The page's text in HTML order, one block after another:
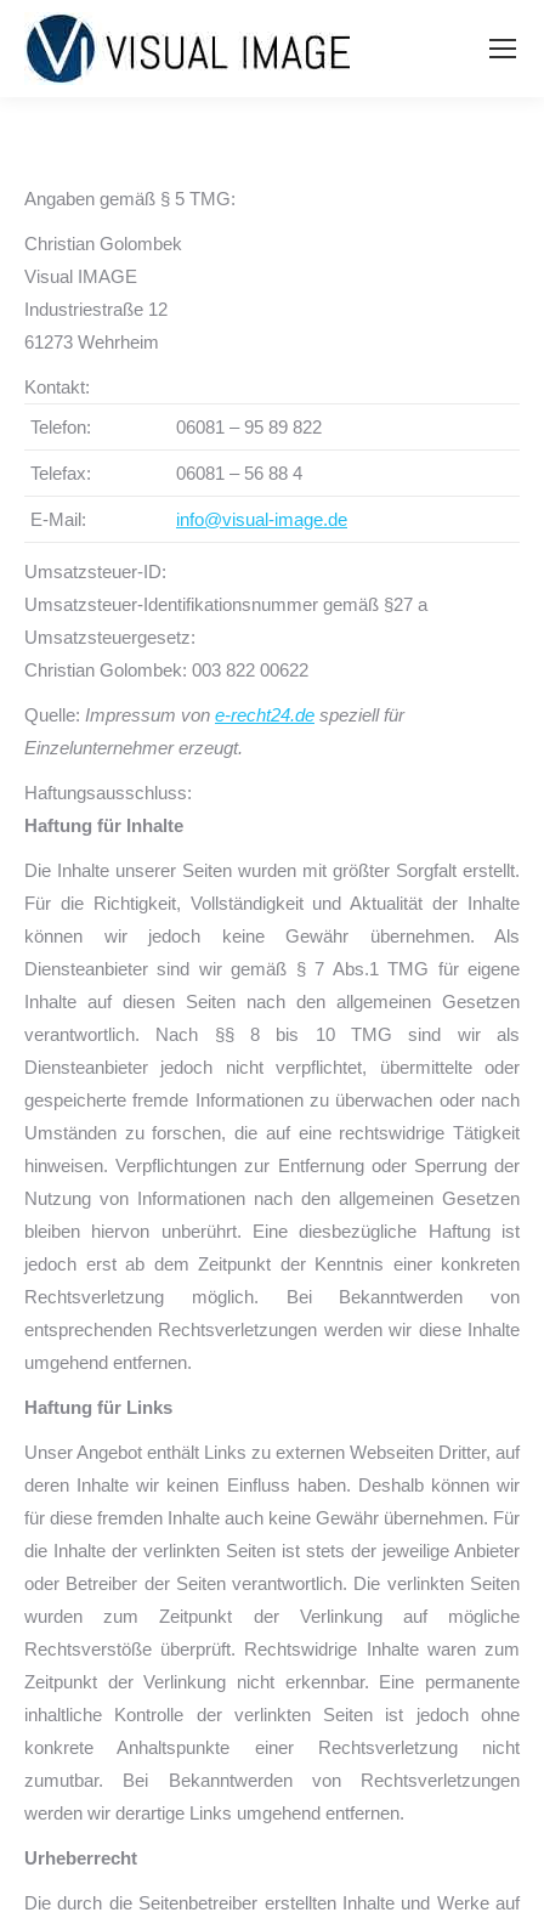
Angaben gemäß § 5 TMG:
Christian Golombek
Visual IMAGE
Industriestraße 12
61273 Wehrheim
Kontakt:
Telefon:
06081 – 95 89 822
Telefax: 06081 – 56 88 4
E-Mail: info@visual-image.de
Umsatzsteuer-ID:
Umsatzsteuer-Identifikationsnummer gemäß §27 a
Umsatzsteuergesetz:
Christian Golombek: 003 822 00622
Quelle: Impressum von e-recht24.de speziell für
Einzelunternehmer erzeugt.
Haftungsausschluss:
Haftung für Inhalte
Die Inhalte unserer Seiten wurden mit größter Sorgfalt erstellt.
Für die Richtigkeit, Vollständigkeit und Aktualität der Inhalte
können wir jedoch keine Gewähr übernehmen. Als
Diensteanbieter sind wir gemäß § 7 Abs.1 TMG für eigene
Inhalte auf diesen Seiten nach den allgemeinen Gesetzen
verantwortlich. Nach §§ 8 bis 10 TMG sind wir als
Diensteanbieter jedoch nicht verpflichtet, übermittelte oder
gespeicherte fremde Informationen zu überwachen oder nach
Umständen zu forschen, die auf eine rechtswidrige Tätigkeit
hinweisen. Verpflichtungen zur Entfernung oder Sperrung der
Nutzung von Informationen nach den allgemeinen Gesetzen
bleiben hiervon unberührt. Eine diesbezügliche Haftung ist
jedoch erst ab dem Zeitpunkt der Kenntnis einer konkreten
Rechtsverletzung möglich. Bei Bekanntwerden von
entsprechenden Rechtsverletzungen werden wir diese Inhalte
umgehend entfernen.
Haftung für Links
Unser Angebot enthält Links zu externen Webseiten Dritter, auf
deren Inhalte wir keinen Einfluss haben. Deshalb können wir
für diese fremden Inhalte auch keine Gewähr übernehmen. Für
die Inhalte der verlinkten Seiten ist stets der jeweilige Anbieter
oder Betreiber der Seiten verantwortlich. Die verlinkten Seiten
wurden zum Zeitpunkt der Verlinkung auf mögliche
Rechtsverstöße überprüft. Rechtswidrige Inhalte waren zum
Zeitpunkt der Verlinkung nicht erkennbar. Eine permanente
inhaltliche Kontrolle der verlinkten Seiten ist jedoch ohne
konkrete Anhaltspunkte einer Rechtsverletzung nicht
zumutbar. Bei Bekanntwerden von Rechtsverletzungen
werden wir derartige Links umgehend entfernen.
Urheberrecht
Die durch die Seitenbetreiber erstellten Inhalte und Werke auf